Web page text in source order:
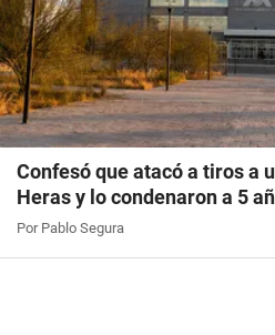
Confesó que atacó a tiros a
Heras y lo condenaron a 5
Por Pablo Segura